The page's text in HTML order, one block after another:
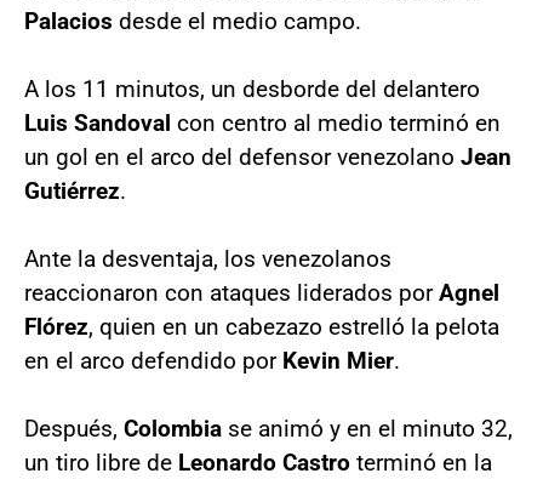
Palacios desde el medio campo.
A los 11 minutos, un desborde del delantero
Luis Sandoval con centro al medio terminó en
un gol en el arco del defensor venezolano Jean
Gutiérrez.
Ante la desventaja, los venezolanos
reaccionaron con ataques liderados porAgnel
Flórez, quien en un cabezazo estrelló la pelota
en el arco defendido por Kevin Mier.
Después, Colombia se animó y en el minuto 32,
un tiro libre de Leonardo Castro terminó en la